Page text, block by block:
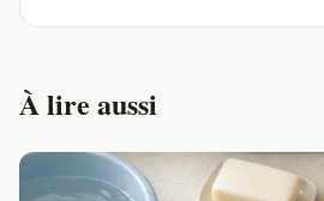
À lire aussi